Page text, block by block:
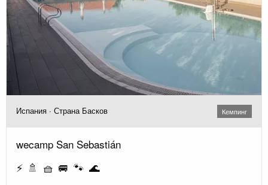
Испания · Страна Басков Кемпинг
wecamp San Sebastián
⚡ 🚿 🧺 🚐 🐾 🌊